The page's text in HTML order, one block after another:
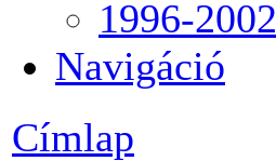
1996-2002
Navigáció
Címlap